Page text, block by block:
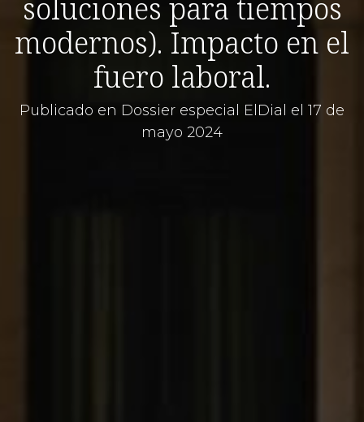
soluciones para tiempos
modernos). Impacto en el
fuero laboral.
Publicado en Dossier especial ElDial el 17 de
mayo 2024